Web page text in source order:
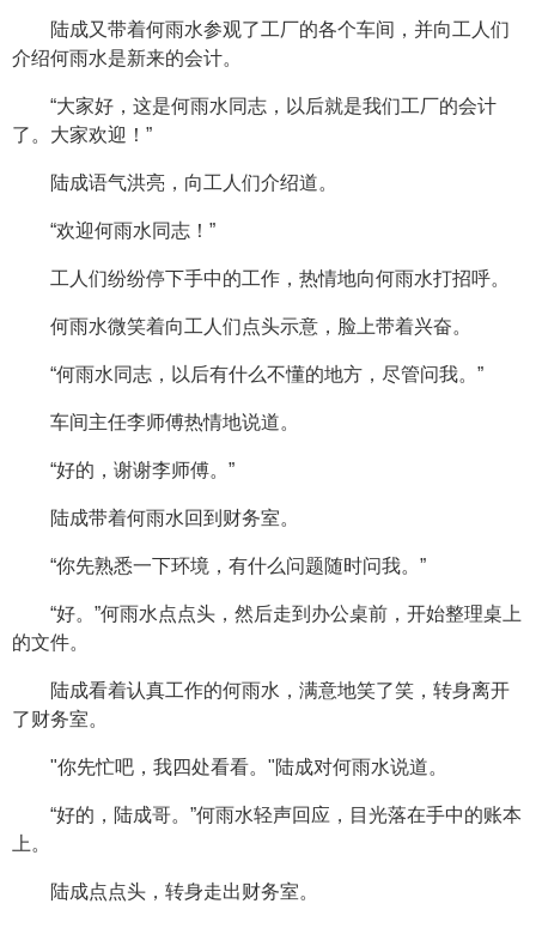
陆成又带着何雨水参观了工厂的各个车间，并向工人们
介绍何雨水是新来的会计。
“大家好，这是何雨水同志，以后就是我们工厂的会计
了。大家欢迎！”
陆成语气洪亮，向工人们介绍道。
“欢迎何雨水同志！”
工人们纷纷停下手中的工作，热情地向何雨水打招呼。
何雨水微笑着向工人们点头示意，脸上带着兴奋。
“何雨水同志，以后有什么不懂的地方，尽管问我。”
车间主任李师傅热情地说道。
“好的，谢谢李师傅。”
陆成带着何雨水回到财务室。
“你先熟悉一下环境，有什么问题随时问我。”
“好。”何雨水点点头，然后走到办公桌前，开始整理桌上
的文件。
陆成看着认真工作的何雨水，满意地笑了笑，转身离开
了财务室。
"你先忙吧，我四处看看。"陆成对何雨水说道。
“好的，陆成哥。”何雨水轻声回应，目光落在手中的账本
上。
陆成点点头，转身走出财务室。